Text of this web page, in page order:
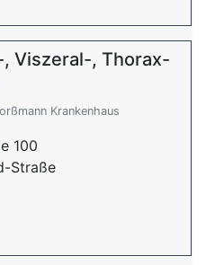
Viszeral-, Thorax-
Krankenhaus
100
Straße